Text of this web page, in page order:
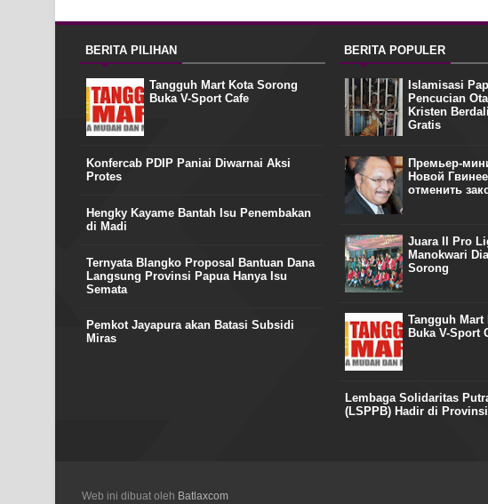
BERITA PILIHAN
Tangguh Mart Kota Sorong
Buka V-Sport Cafe
Konfercab PDIP Paniai Diwarnai Aksi
Protes
Hengky Kayame Bantah Isu Penembakan
di Madi
Ternyata Blangko Proposal Bantuan Dana
Langsung Provinsi Papua Hanya Isu
Semata
Pemkot Jayapura akan Batasi Subsidi
Miras
BERITA POPULER
Islamisasi
Pencucian
Kristen
Gratis
Премьер-
Новой
отменить
Juara II Pro
Manokwari
Sorong
Tangguh Mart
Buka V-Sport
Lembaga Solidaritas
(LSPPB) Hadir di
Web ini dibuat oleh Batlaxcom